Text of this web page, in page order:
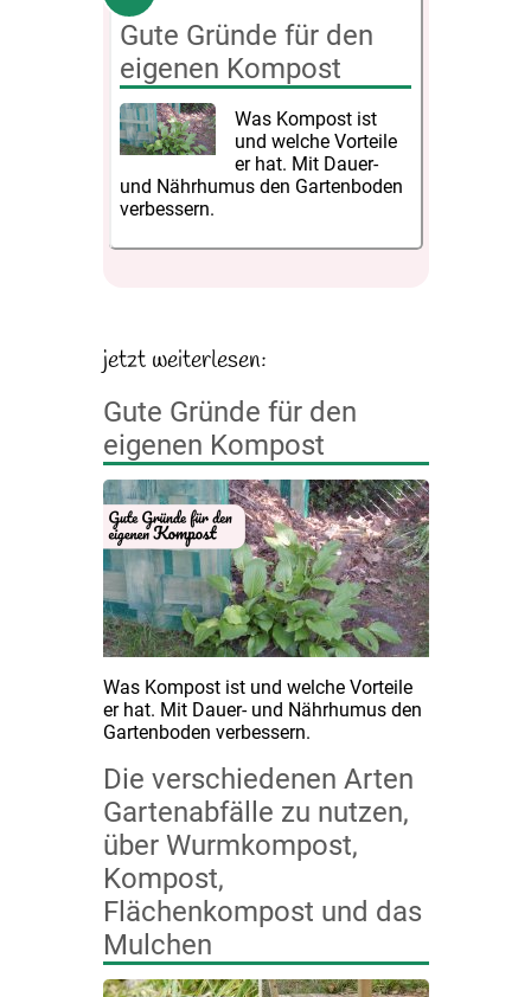
Gute Gründe für den
eigenen Kompost
Was Kompost ist
und welche Vorteile
er hat. Mit Dauer-
und Nährhumus den Gartenboden
verbessern.
Gute Gründe für den
eigenen Kompost
Was Kompost ist und welche Vorteile
er hat. Mit Dauer- und Nährhumus den
Gartenboden verbessern.
Die verschiedenen Arten
Gartenabfälle zu nutzen,
über Wurmkompost,
Kompost,
Flächenkompost und das
Mulchen